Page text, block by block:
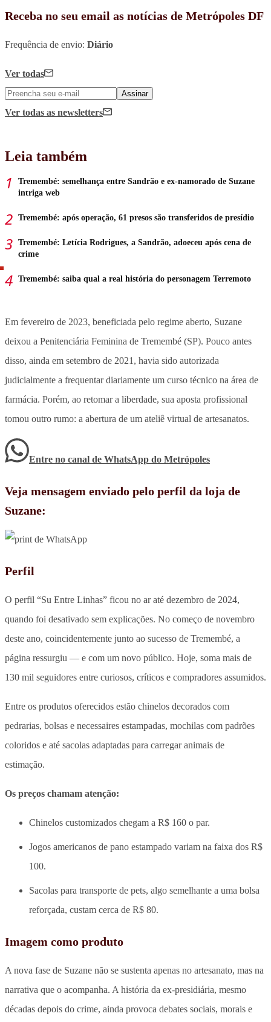
Receba no seu email as notícias de Metrópoles DF
Frequência de envio: Diário
Ver todas
Assinar
Ver todas as newsletters
Leia também
Tremembé: semelhança entre Sandrão e ex-namorado de Suzane
intriga web
Tremembé: após operação, 61 presos são transferidos de presídio
Tremembé: Letícia Rodrigues, a Sandrão, adoeceu após cena de
crime
Tremembé: saiba qual a real história do personagem Terremoto
Em fevereiro de 2023, beneficiada pelo regime aberto, Suzane
deixou a Penitenciária Feminina de Tremembé (SP). Pouco antes
disso, ainda em setembro de 2021, havia sido autorizada
judicialmente a frequentar diariamente um curso técnico na área de
farmácia. Porém, ao retomar a liberdade, sua aposta profissional
tomou outro rumo: a abertura de um ateliê virtual de artesanatos.
Entre no canal de WhatsApp do Metrópoles
Veja mensagem enviado pelo perfil da loja de
Suzane:
Perfil
O perfil “Su Entre Linhas” ficou no ar até dezembro de 2024,
quando foi desativado sem explicações. No começo de novembro
deste ano, coincidentemente junto ao sucesso de Tremembé, a
página ressurgiu — e com um novo público. Hoje, soma mais de
130 mil seguidores entre curiosos, críticos e compradores assumidos.
Entre os produtos oferecidos estão chinelos decorados com
pedrarias, bolsas e necessaires estampadas, mochilas com padrões
coloridos e até sacolas adaptadas para carregar animais de
estimação.
Os preços chamam atenção:
Chinelos customizados chegam a R$ 160 o par.
Jogos americanos de pano estampado variam na faixa dos R$
100.
Sacolas para transporte de pets, algo semelhante a uma bolsa
reforçada, custam cerca de R$ 80.
Imagem como produto
A nova fase de Suzane não se sustenta apenas no artesanato, mas na
narrativa que o acompanha. A história da ex-presidiária, mesmo
décadas depois do crime, ainda provoca debates sociais, morais e